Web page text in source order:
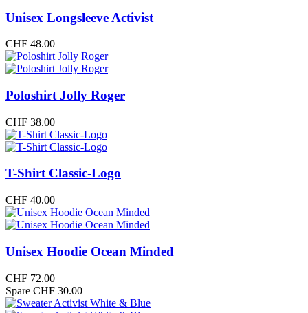
Unisex Longsleeve Activist
CHF 48.00
Poloshirt Jolly Roger
CHF 38.00
T-Shirt Classic-Logo
CHF 40.00
Unisex Hoodie Ocean Minded
CHF 72.00
Spare CHF 30.00